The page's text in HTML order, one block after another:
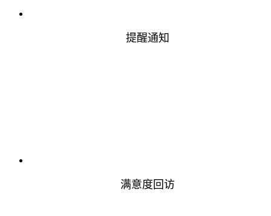
提醒通知
满意度回访